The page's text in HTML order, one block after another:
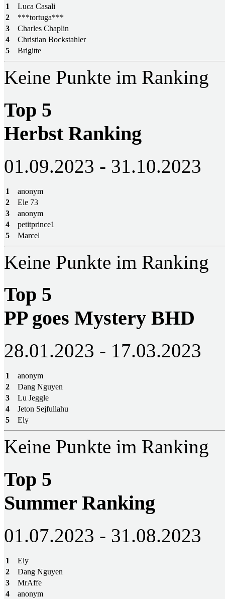
1
Luca Casali
2
***tortuga***
3
Charles Chaplin
4
Christian Bockstahler
5
Brigitte
Keine Punkte im Ranking
Top 5
Herbst Ranking
01.09.2023 - 31.10.2023
1
anonym
2
Ele 73
3
anonym
4
petitprince1
5
Marcel
Keine Punkte im Ranking
Top 5
PP goes Mystery BHD
28.01.2023 - 17.03.2023
1
anonym
2
Dang Nguyen
3
Lu Jeggle
4
Jeton Sejfullahu
5
Ely
Keine Punkte im Ranking
Top 5
Summer Ranking
01.07.2023 - 31.08.2023
1
Ely
2
Dang Nguyen
3
MrAffe
4
anonym